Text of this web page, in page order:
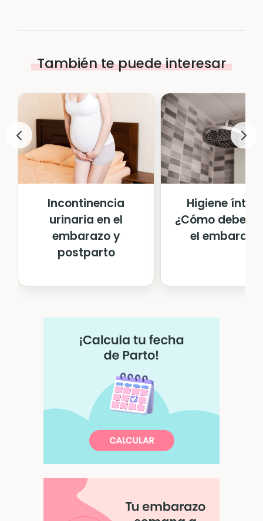
También te puede interesar
Incontinencia
urinaria en el
embarazo y
postparto
Higiene
¿Cómo debe
el